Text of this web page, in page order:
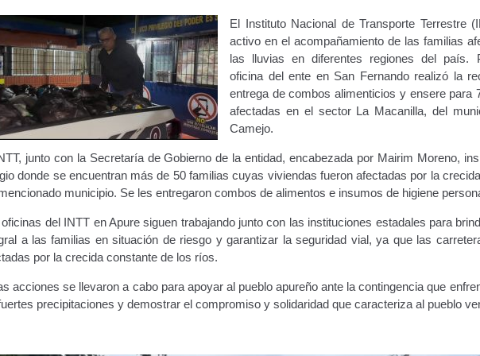
de autorización para publicidad en vehículos.
Prestación de Servicio (CPS) de Transporte Público de Personas (RUTAS SUB
Paso a Paso Planilla Única de Trámite Registro Original de Licencia de Conducir
Cuarto Grado (4°). Registro Original de Licencia para Conducir Quinto Grado
Segundo Grado (2°) – (Mayores de 16 años). Registro Original de Licencia
Motocicletas, Taxi, Transporte Público y Privado de Personas – Servicio Frecuente
de Vehículos en Estacionamiento Trabajos en la Vía Pública Transporte de
Vehículos Recuperados
El Instituto Nacional de Transporte Terrestre
activo en el acompañamiento de las familias
las lluvias en diferentes regiones del país.
oficina del ente en San Fernando realizó la
entrega de combos alimenticios y ensere para
afectadas en el sector La Macanilla, del
Camejo.
junto con la Secretaría de Gobierno de la entidad, encabezada por Mairim Moreno,
donde se encuentran más de 50 familias cuyas viviendas fueron afectadas por la
municipio. Se les entregaron combos de alimentos e insumos de higiene
del INTT en Apure siguen trabajando junto con las instituciones estadales para
a las familias en situación de riesgo y garantizar la seguridad vial, ya que las
por la crecida constante de los ríos.
acciones se llevaron a cabo para apoyar al pueblo apureño ante la contingencia que
precipitaciones y demostrar el compromiso y solidaridad que caracteriza al pueblo
de entradas